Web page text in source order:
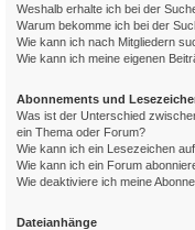
Weshalb erhalte ich bei der
Warum bekomme ich bei der
Wie kann ich nach Mitgliedern
Wie kann ich meine eigenen
Abonnements und
Was ist der Unterschied
ein Thema oder Forum?
Wie kann ich ein Lesezeichen
Wie kann ich ein Forum
Wie deaktiviere ich meine
Dateianhänge